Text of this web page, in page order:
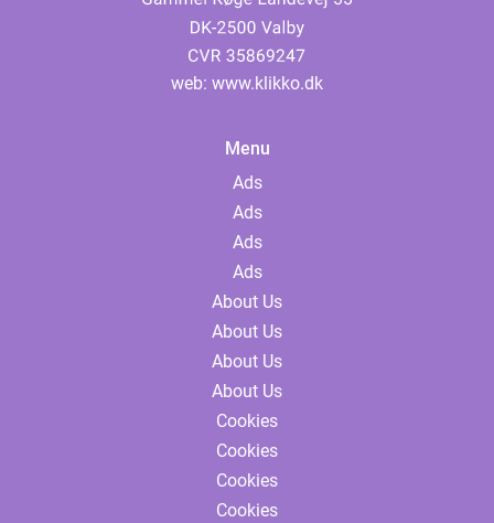
web: www.klikko.dk
Menu
Ads
Ads
Ads
Ads
About Us
About Us
About Us
About Us
Cookies
Cookies
Cookies
Cookies